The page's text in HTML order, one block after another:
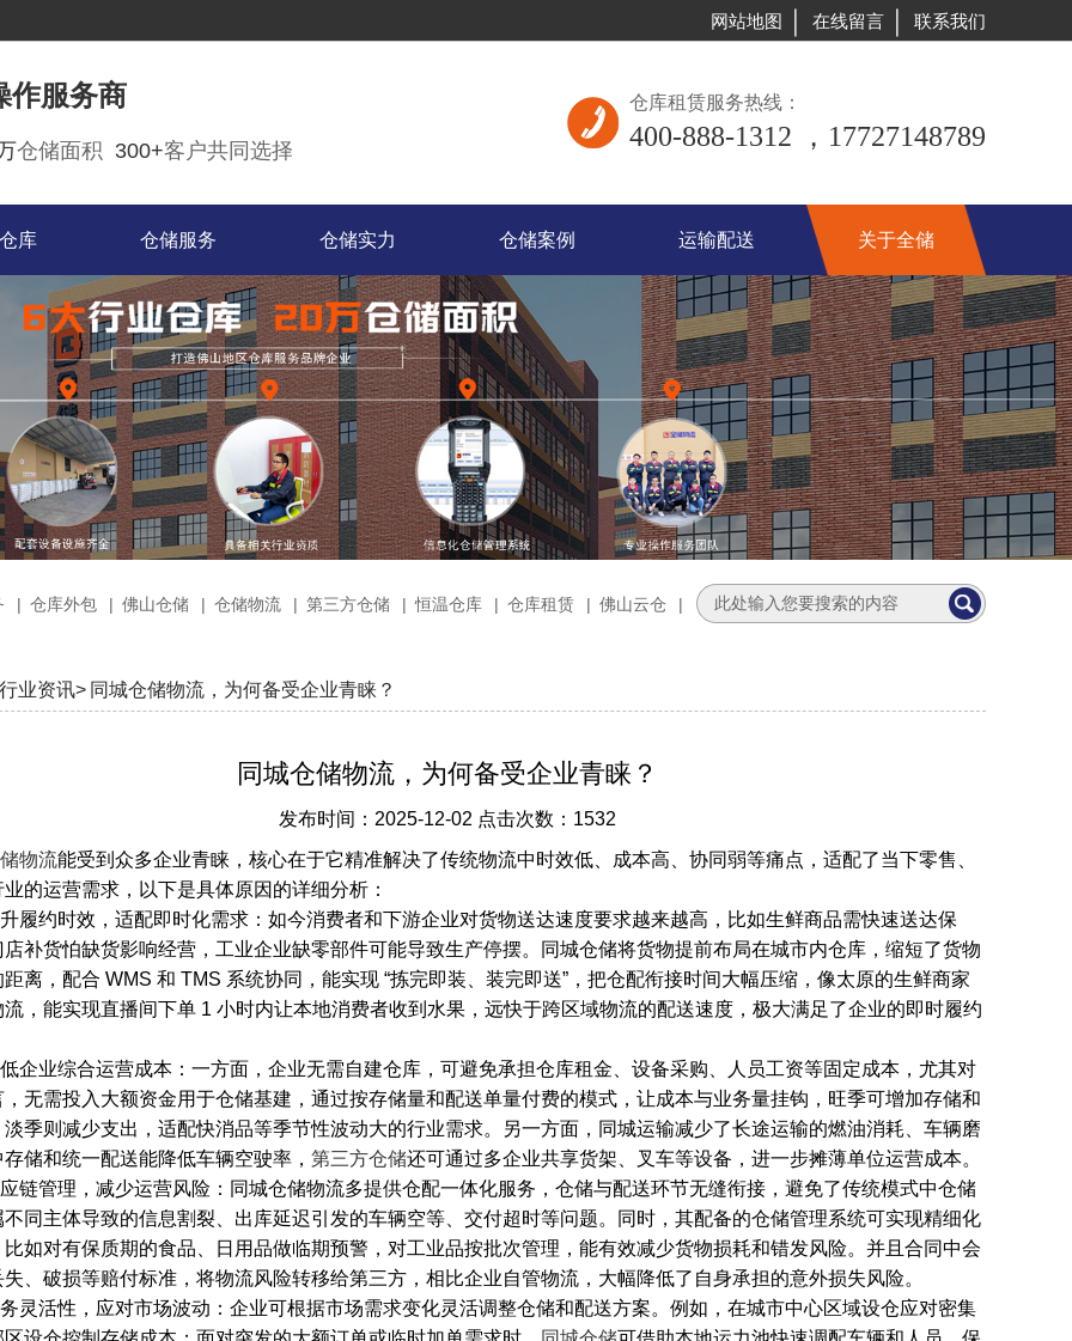
网站地图 在线留言 联系我们
作服务商
仓储面积 300+客户共同选择
仓库租赁服务热线：
400-888-1312 ，17727148789
库 仓储服务 仓储实力 仓储案例 运输配送 关于全储
| 仓库外包 | 佛山仓储 | 仓储物流 | 第三方仓储 | 恒温仓库 | 仓库租赁 | 佛山云仓 |
行业资讯> 同城仓储物流，为何备受企业青睐？
同城仓储物流，为何备受企业青睐？
发布时间：2025-12-02 点击次数：1532
物流能受到众多企业青睐，核心在于它精准解决了传统物流中时效低、成本高、协同弱等痛点，适配了当下零售、
的运营需求，以下是具体原因的详细分析：
履约时效，适配即时化需求：如今消费者和下游企业对货物送达速度要求越来越高，比如生鲜商品需快速送达保
补货怕缺货影响经营，工业企业缺零部件可能导致生产停摆。同城仓储将货物提前布局在城市内仓库，缩短了货物
离，配合 WMS 和 TMS 系统协同，能实现 “拣完即装、装完即送”，把仓配衔接时间大幅压缩，像太原的生鲜商家
，能实现直播间下单 1 小时内让本地消费者收到水果，远快于跨区域物流的配送速度，极大满足了企业的即时履约
企业综合运营成本：一方面，企业无需自建仓库，可避免承担仓库租金、设备采购、人员工资等固定成本，尤其对
无需投入大额资金用于仓储基建，通过按存储量和配送单量付费的模式，让成本与业务量挂钩，旺季可增加存储和
季则减少支出，适配快消品等季节性波动大的行业需求。另一方面，同城运输减少了长途运输的燃油消耗、车辆磨
储和统一配送能降低车辆空驶率， 第三方仓储还可通过多企业共享货架、叉车等设备，进一步摊薄单位运营成本。
链管理，减少运营风险：同城仓储物流多提供仓配一体化服务，仓储与配送环节无缝衔接，避免了传统模式中仓储
同主体导致的信息割裂、出库延迟引发的车辆空等、交付超时等问题。同时，其配备的仓储管理系统可实现精细化
如对有保质期的食品、日用品做临期预警，对工业品按批次管理，能有效减少货物损耗和错发风险。并且合同中会
、破损等赔付标准，将物流风险转移给第三方，相比企业自管物流，大幅降低了自身承担的意外损失风险。
灵活性，应对市场波动：企业可根据市场需求变化灵活调整仓储和配送方案。例如，在城市中心区域设仓应对密集